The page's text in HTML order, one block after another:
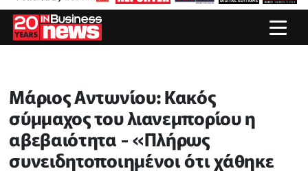
Μάριος Αντωνίου: Κακός
σύμμαχος του λιανεμπορίου η
αβεβαιότητα - «Πλήρως
συνειδητοποιημένοι ότι χάθηκε